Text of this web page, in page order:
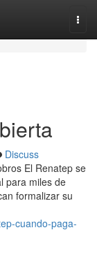
Discuss
El Renatep se
para miles de
formalizar su
cuando-paga-